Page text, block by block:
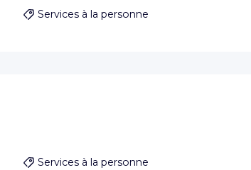
Services à la personne
Services à la personne